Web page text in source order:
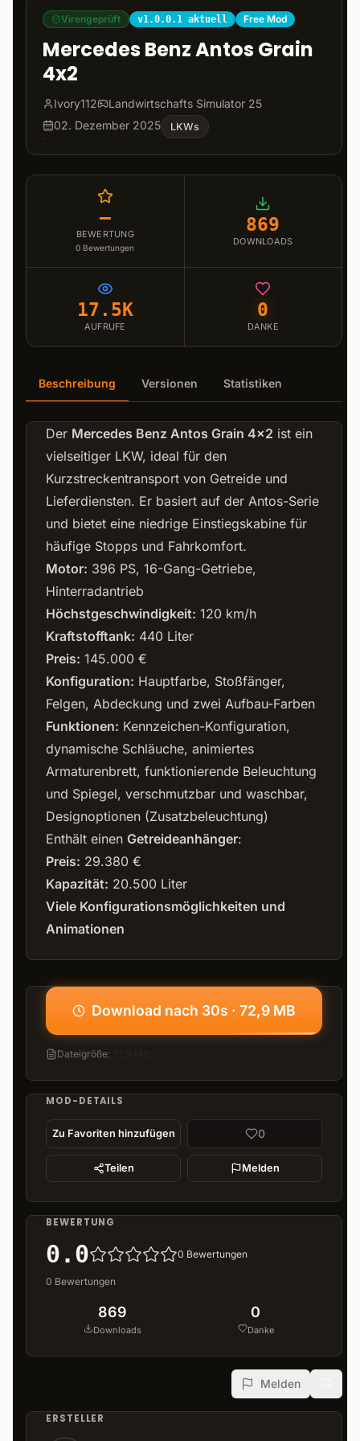
Virengeprüft v1.0.0.1 aktuell Free Mod
Mercedes Benz Antos Grain
4x2
Ivory112
Landwirtschafts Simulator 25
02. Dezember 2025
LKWs
–
BEWERTUNG
0 Bewertungen
869
DOWNLOADS
17.5K
AUFRUFE
0
DANKE
Beschreibung Versionen Statistiken
Der Mercedes Benz Antos Grain 4x2 ist ein
vielseitiger LKW, ideal für den
Kurzstreckentransport von Getreide und
Lieferdiensten. Er basiert auf der Antos-Serie
und bietet eine niedrige Einstiegskabine für
häufige Stopps und Fahrkomfort.
Motor: 396 PS, 16-Gang-Getriebe,
Hinterradantrieb
Höchstgeschwindigkeit: 120 km/h
Kraftstofftank: 440 Liter
Preis: 145.000 €
Konfiguration: Hauptfarbe, Stoßfänger,
Felgen, Abdeckung und zwei Aufbau-Farben
Funktionen: Kennzeichen-Konfiguration,
dynamische Schläuche, animiertes
Armaturenbrett, funktionierende Beleuchtung
und Spiegel, verschmutzbar und waschbar,
Designoptionen (Zusatzbeleuchtung)
Enthält einen Getreideanhänger:
Preis: 29.380 €
Kapazität: 20.500 Liter
Viele Konfigurationsmöglichkeiten und
Animationen
Download nach 30s · 72,9 MB
Dateigröße:
MOD-DETAILS
Zu Favoriten hinzufügen 0
Teilen Melden
BEWERTUNG
0.0 0 Bewertungen
0 Bewertungen
869
Downloads
0
Danke
Melden
ERSTELLER